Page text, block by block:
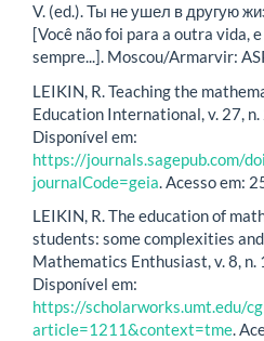
V. (ed.). Ты не ушел в другую
[Você não foi para a outra vida,
sempre...]. Moscou/Armarvir:
LEIKIN, R. Teaching the
Education International, v. 27,
Disponível em:
https://journals.sagepub.com/
journalCode=geia. Acesso em:
LEIKIN, R. The education of
students: some complexities
Mathematics Enthusiast, v. 8,
Disponível em:
https://scholarworks.umt.edu/
article=1211&context=tme.